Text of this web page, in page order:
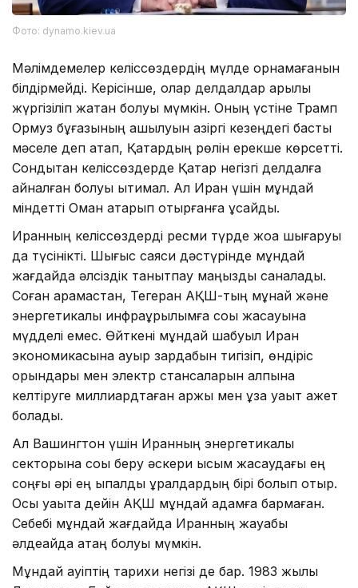
Фото: dynamo.kiev.ua
Мәлімдемелер келіссөздердің мүлде орнамағанын
білдірмейді. Керісінше, олар делдалдар арқылы
жүргізіліп жатқан болуы мүмкін. Оның үстіне Трамп
Ормуз бұғазының ашылуын қазіргі кезеңдегі басты
мәселе деп атап, Қатардың рөлін ерекше көрсетті.
Сондықтан келіссөздерде Қатар негізгі делдалға
айналған болуы ықтимал. Ал Иран үшін мұндай
міндетті Оман атқарып отырғанға ұқсайды.
Иранның келіссөздерді ресми түрде жоққа шығаруы
да түсінікті. Шығыс саяси дәстүрінде мұндай
жағдайда әлсіздік танытпау маңызды саналады.
Соған қарамастан, Тегеран АҚШ-тың мұнай және
энергетикалық инфрақұрылымға соққы жасауына
мүдделі емес. Өйткені мұндай шабуыл Иран
экономикасына ауыр зардабын тигізіп, өндіріс
орындары мен электр стансаларын қалпына
келтіруге миллиардтаған қаржы мен ұзақ уақыт қажет
болады.
Ал Вашингтон үшін Иранның энергетикалық
секторына соққы беру әскери қысым жасаудағы ең
соңғы әрі ең ықпалды құралдардың бірі болып отыр.
Осы уақытқа дейін АҚШ мұндай қадамға бармаған.
Себебі мұндай жағдайда Иранның жауабы
әлдеқайда қатаң болуы мүмкін.
Мұндай қауіптің тарихи негізі де бар. 1983 жылы